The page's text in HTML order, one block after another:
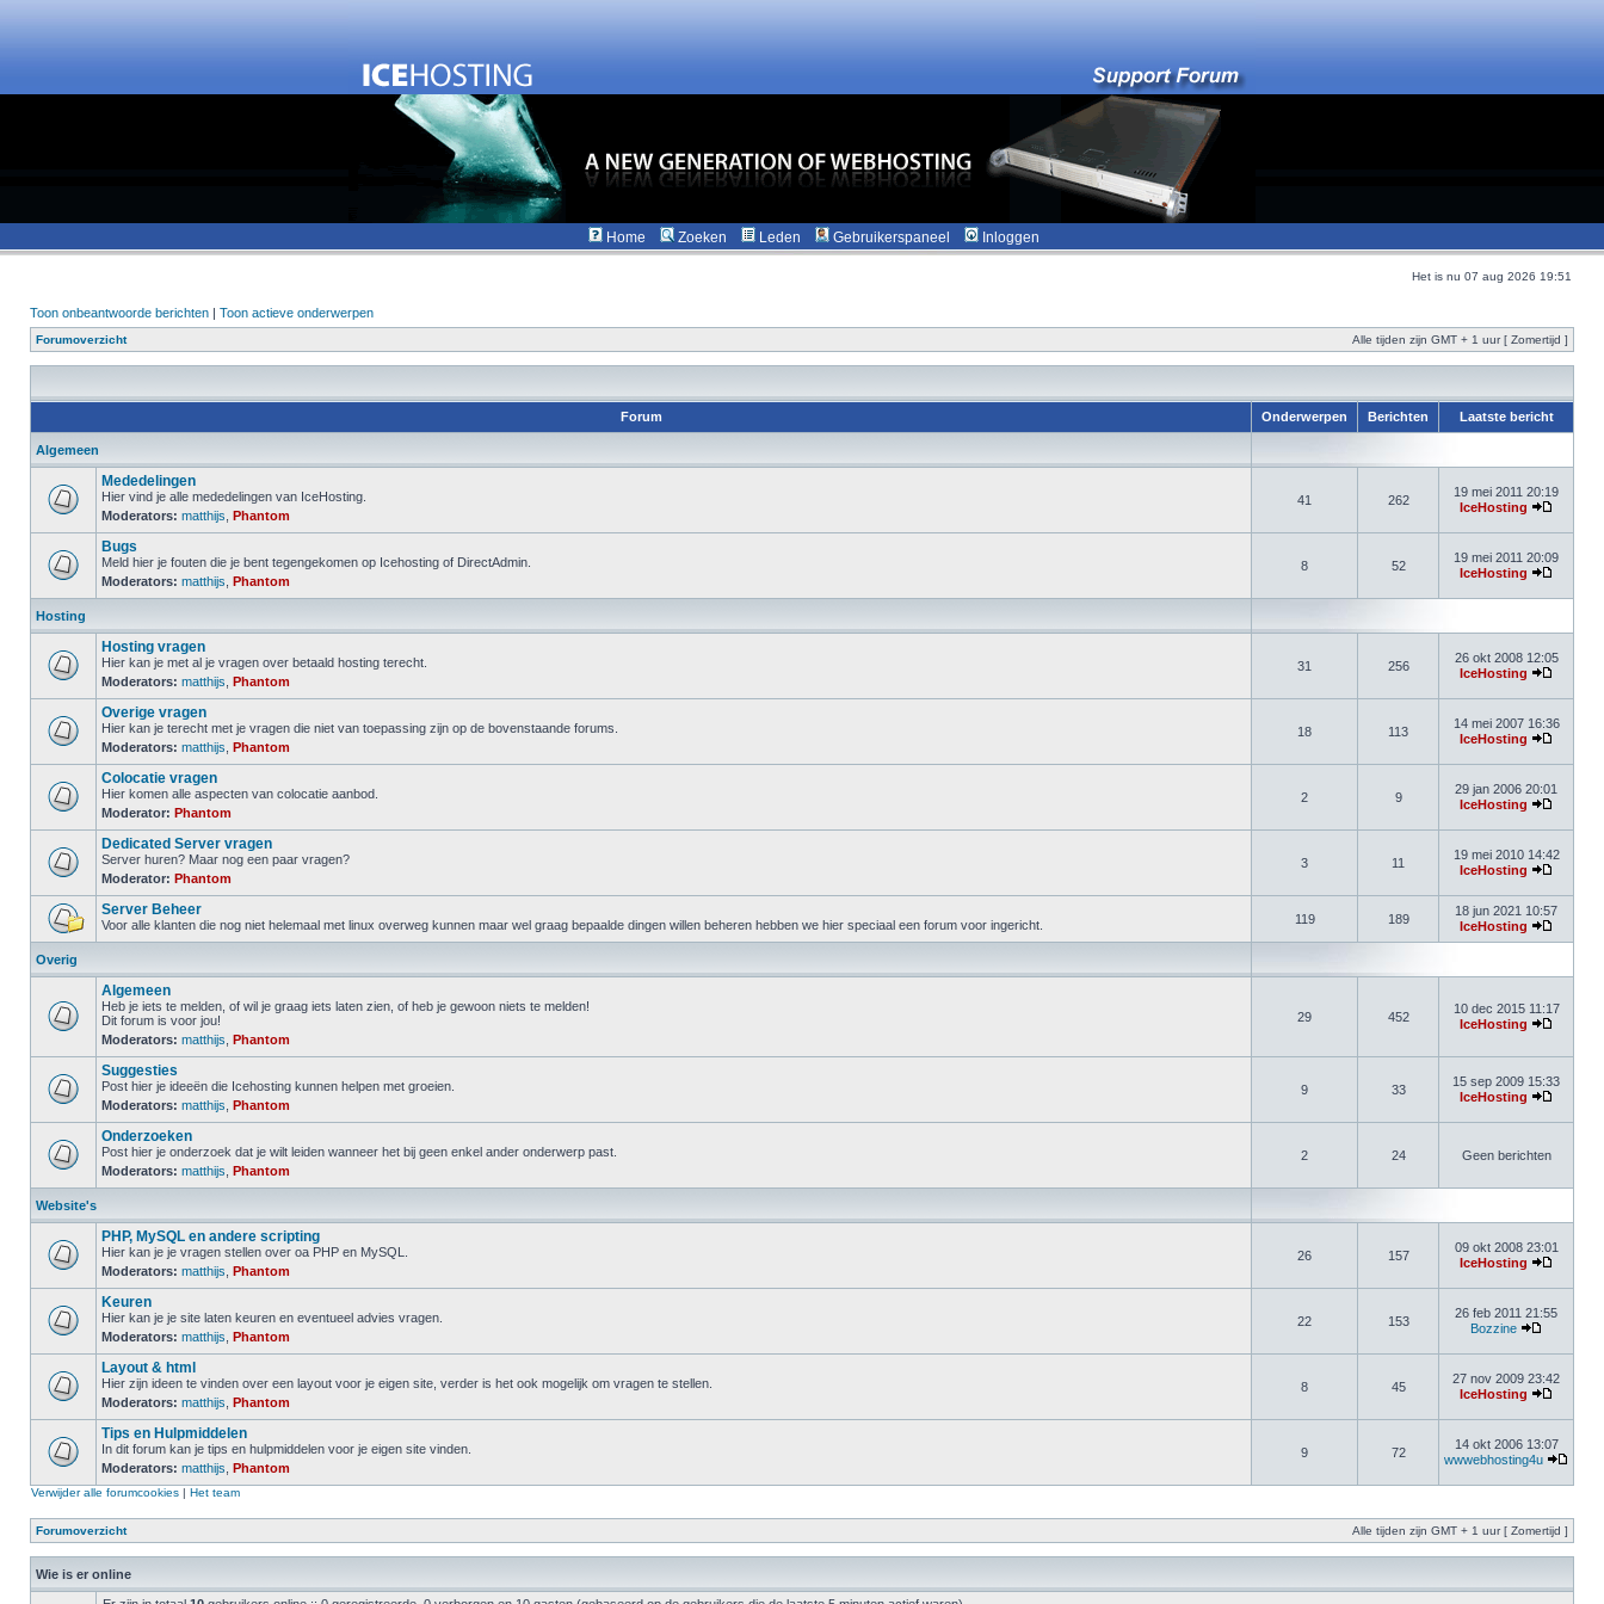
Home Zoeken Leden Gebruikerspaneel Inloggen
Het is nu 07 aug 2026 19:51
Toon onbeantwoorde berichten | Toon actieve onderwerpen
Forumoverzicht Alle tijden zijn GMT + 1 uur [ Zomertijd ]
Forum Onderwerpen Berichten Laatste bericht
Algemeen
Mededelingen
Hier vind je alle mededelingen van IceHosting.
Moderators: matthijs Phantom
41 262
19 mei 2011 20:19
IceHosting
Bugs
Meld hier je fouten die je bent tegengekomen op Icehosting of DirectAdmin.
Moderators: matthijs Phantom
8 52
19 mei 2011 20:09
IceHosting
Hosting
Hosting vragen
Hier kan je met al je vragen over betaald hosting terecht.
Moderators: matthijs Phantom
31 256
26 okt 2008 12:05
IceHosting
Overige vragen
Hier kan je terecht met je vragen die niet van toepassing zijn op de bovenstaande forums.
Moderators: matthijs Phantom
18 113
14 mei 2007 16:36
IceHosting
Colocatie vragen
Hier komen alle aspecten van colocatie aanbod.
Moderator: Phantom
2 9
29 jan 2006 20:01
IceHosting
Dedicated Server vragen
Server huren? Maar nog een paar vragen?
Moderator: Phantom
3 11
19 mei 2010 14:42
IceHosting
Server Beheer
Voor alle klanten die nog niet helemaal met linux overweg kunnen maar wel graag bepaalde dingen willen beheren hebben we hier speciaal een forum voor ingericht. 119 189
18 jun 2021 10:57
IceHosting
Overig
Algemeen
Heb je iets te melden, of wil je graag iets laten zien, of heb je gewoon niets te melden!
Dit forum is voor jou!
Moderators: matthijs Phantom
29 452
10 dec 2015 11:17
IceHosting
Suggesties
Post hier je ideeën die Icehosting kunnen helpen met groeien.
Moderators: matthijs Phantom
9 33
15 sep 2009 15:33
IceHosting
Onderzoeken
Post hier je onderzoek dat je wilt leiden wanneer het bij geen enkel ander onderwerp past.
Moderators: matthijs Phantom
2 24 Geen berichten
Website's
PHP, MySQL en andere scripting
Hier kan je je vragen stellen over oa PHP en MySQL.
Moderators: matthijs Phantom
26 157
09 okt 2008 23:01
IceHosting
Keuren
Hier kan je je site laten keuren en eventueel advies vragen.
Moderators: matthijs Phantom
22 153
26 feb 2011 21:55
Bozzine
Layout & html
Hier zijn ideen te vinden over een layout voor je eigen site, verder is het ook mogelijk om vragen te stellen.
Moderators: matthijs Phantom
8 45
27 nov 2009 23:42
IceHosting
Tips en Hulpmiddelen
In dit forum kan je tips en hulpmiddelen voor je eigen site vinden.
Moderators: matthijs Phantom
9 72
14 okt 2006 13:07
wwwebhosting4u
Verwijder alle forumcookies | Het team
Forumoverzicht Alle tijden zijn GMT + 1 uur [ Zomertijd ]
Wie is er online